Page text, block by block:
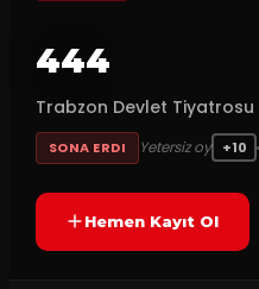
444
Trabzon Devlet Tiyatrosu
SONA ERDI Yetersiz oy +10
Hemen Kayıt Ol